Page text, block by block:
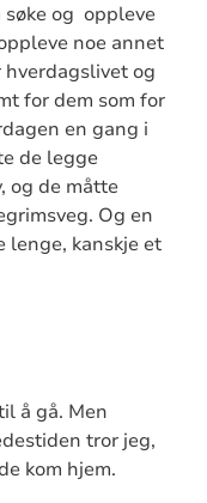
søke og oppleve
noe annet
hverdagslivet og
for dem som for
en gang i
de legge
og de måtte
Og en
lenge, kanskje et
å gå. Men
tror jeg,
kom hjem.